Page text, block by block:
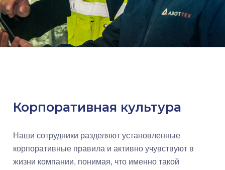
Корпоративная культура
Наши сотрудники разделяют установленные
корпоративные правила и активно учувствуют в
жизни компании, понимая, что именно такой